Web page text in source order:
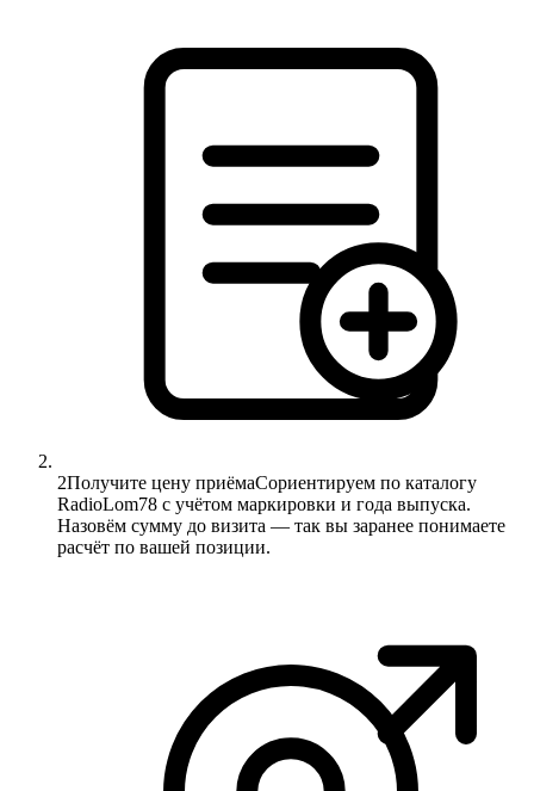
2Получите цену приёмаСориентируем по каталогу
RadioLom78 с учётом маркировки и года выпуска.
Назовём сумму до визита — так вы заранее понимаете
расчёт по вашей позиции.